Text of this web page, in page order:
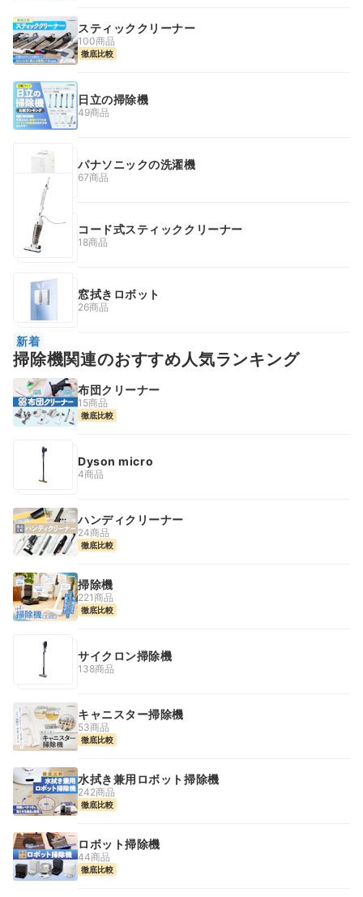
スティッククリーナー
100商品
徹底比較
日立の掃除機
49商品
パナソニックの洗濯機
67商品
コード式スティッククリーナー
18商品
窓拭きロボット
26商品
新着
掃除機関連のおすすめ人気ランキング
布団クリーナー
15商品
徹底比較
Dyson micro
4商品
ハンディクリーナー
24商品
徹底比較
掃除機
221商品
徹底比較
サイクロン掃除機
138商品
キャニスター掃除機
53商品
徹底比較
水拭き兼用ロボット掃除機
242商品
徹底比較
ロボット掃除機
44商品
徹底比較